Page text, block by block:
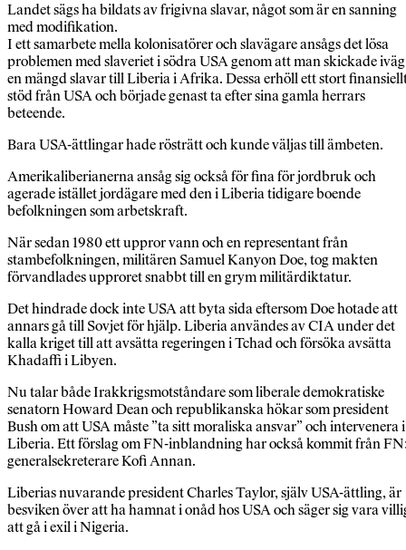
Landet sägs ha bildats av frigivna slavar, något som är en sanning
med modifikation.
I ett samarbete mella kolonisatörer och slavägare ansågs det lösa
problemen med slaveriet i södra USA genom att man skickade iväg
en mängd slavar till Liberia i Afrika. Dessa erhöll ett stort
stöd från USA och började genast ta efter sina gamla herrars
beteende.
Bara USA-ättlingar hade rösträtt och kunde väljas till ämbeten.
Amerikaliberianerna ansåg sig också för fina för jordbruk och
agerade istället jordägare med den i Liberia tidigare boende
befolkningen som arbetskraft.
När sedan 1980 ett uppror vann och en representant från
stambefolkningen, militären Samuel Kanyon Doe, tog makten
förvandlades upproret snabbt till en grym militärdiktatur.
Det hindrade dock inte USA att byta sida eftersom Doe hotade att
annars gå till Sovjet för hjälp. Liberia användes av CIA under det
kalla kriget till att avsätta regeringen i Tchad och försöka avsätta
Khadaffi i Libyen.
Nu talar både Irakkrigsmotståndare som liberale demokratiske
senatorn Howard Dean och republikanska hökar som president
Bush om att USA måste ”ta sitt moraliska ansvar” och intervenera i
Liberia. Ett förslag om FN-inblandning har också kommit från
generalsekreterare Kofi Annan.
Liberias nuvarande president Charles Taylor, själv USA-ättling, är
besviken över att ha hamnat i onåd hos USA och säger sig vara
att gå i exil i Nigeria.